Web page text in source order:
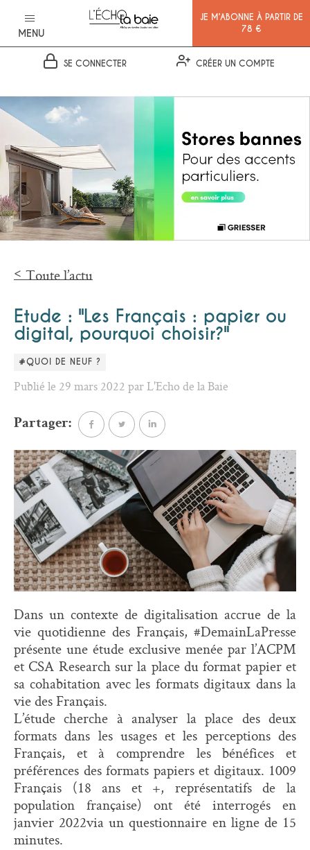
MENU
JE M’ABONNE À PARTIR DE
78 €
SE CONNECTER CRÉER UN COMPTE
Toute l’actu
Etude : "Les Français : papier ou
digital, pourquoi choisir?"
#QUOI DE NEUF ?
Publié le 29 mars 2022 par L'Echo de la Baie
Partager:
Dans un contexte de digitalisation accrue de la
vie quotidienne des Français, #DemainLaPresse
présente une étude exclusive menée par l’ACPM
et CSA Research sur la place du format papier et
sa cohabitation avec les formats digitaux dans la
vie des Français.
L’étude cherche à analyser la place des deux
formats dans les usages et les perceptions des
Français, et à comprendre les bénéfices et
préférences des formats papiers et digitaux. 1009
Français (18 ans et +, représentatifs de la
population française) ont été interrogés en
janvier 2022via un questionnaire en ligne de 15
minutes.